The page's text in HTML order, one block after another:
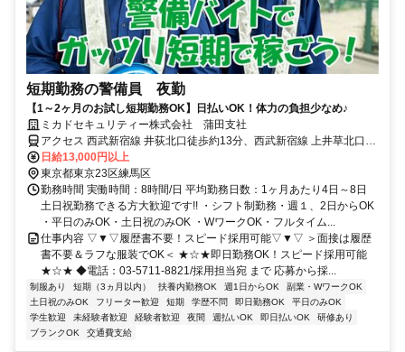
短期勤務の警備員 夜勤
【1～2ヶ月のお試し短期勤務OK】日払いOK！体力の負担少なめ♪
ミカドセキュリティー株式会社 蒲田支社
アクセス 西武新宿線 井荻北口徒歩約13分、西武新宿線 上井草北口徒
歩約15分、西武池袋線/西武有楽町線 練馬高野台南口徒歩約18分
日給13,000円以上
東京都東京23区練馬区
勤務時間 実働時間：8時間/日 平均勤務日数：1ヶ月あたり4日～8日
土日祝勤務できる方大歓迎です!! ・シフト制勤務・週１、2日からOK
・平日のみOK・土日祝のみOK ・WワークOK・フルタイム...
仕事内容 ▽▼▽履歴書不要！スピード採用可能▽▼▽ ＞面接は履歴
書不要＆ラフな服装でOK＜ ★☆★即日勤務OK！スピード採用可能
★☆★ ◆電話：03-5711-8821/採用担当宛 まで 応募から採...
制服あり 短期（3ヵ月以内） 扶養内勤務OK 週1日からOK
副業・WワークOK
土日祝のみOK
フリーター歓迎 短期 学歴不問 即日勤務OK
平日のみOK
学生歓迎
未経験者歓迎 経験者歓迎 夜間 週払いOK 即日払いOK
研修あり
ブランクOK
交通費支給